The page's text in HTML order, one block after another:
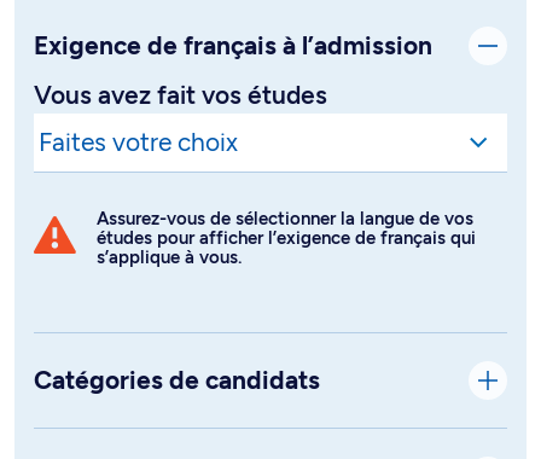
Exigence de français à l’admission
Vous avez fait vos études
Assurez-vous de sélectionner la langue de vos
études pour afficher l’exigence de français qui
s’applique à vous.
Catégories de candidats